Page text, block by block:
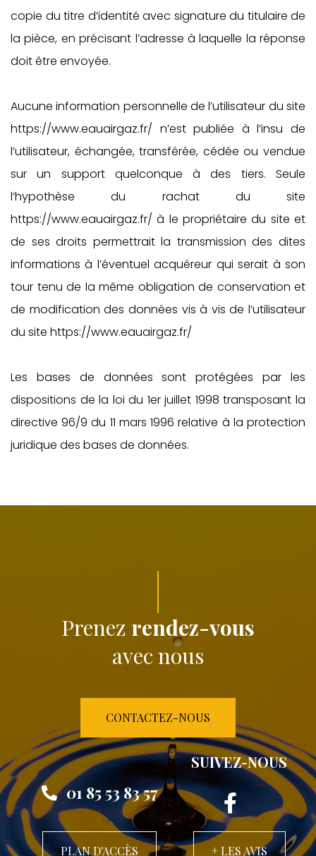
copie du titre d’identité avec signature du titulaire de
la pièce, en précisant l’adresse à laquelle la réponse
doit être envoyée.
Aucune information personnelle de l’utilisateur du site
https://www.eauairgaz.fr/ n’est publiée à l’insu de
l’utilisateur, échangée, transférée, cédée ou vendue
sur un support quelconque à des tiers. Seule
l’hypothèse du rachat du site
https://www.eauairgaz.fr/ à le propriétaire du site et
de ses droits permettrait la transmission des dites
informations à l’éventuel acquéreur qui serait à son
tour tenu de la même obligation de conservation et
de modification des données vis à vis de l’utilisateur
du site https://www.eauairgaz.fr/
Les bases de données sont protégées par les
dispositions de la loi du 1er juillet 1998 transposant la
directive 96/9 du 11 mars 1996 relative à la protection
juridique des bases de données.
Prenez rendez-vous
avec nous
CONTACTEZ-NOUS
01 85 53 83 57
PLAN D'ACCÈS
SUIVEZ-NOUS
+ LES AVIS